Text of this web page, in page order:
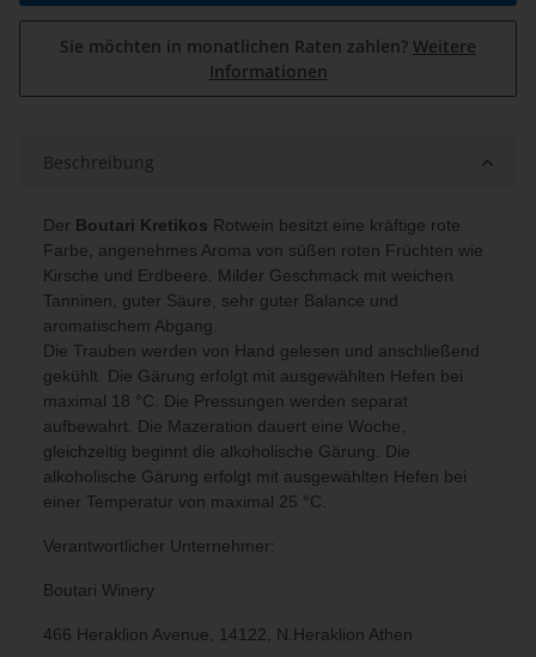
Sie möchten in monatlichen Raten zahlen? Weitere
Informationen
Beschreibung
Der Boutari Kretikos Rotwein besitzt eine kräftige rote
Farbe, angenehmes Aroma von süßen roten Früchten wie
Kirsche und Erdbeere. Milder Geschmack mit weichen
Tanninen, guter Säure, sehr guter Balance und
aromatischem Abgang.
Die Trauben werden von Hand gelesen und anschließend
gekühlt. Die Gärung erfolgt mit ausgewählten Hefen bei
maximal 18 °C. Die Pressungen werden separat
aufbewahrt. Die Mazeration dauert eine Woche,
gleichzeitig beginnt die alkoholische Gärung. Die
alkoholische Gärung erfolgt mit ausgewählten Hefen bei
einer Temperatur von maximal 25 °C.
Verantwortlicher Unternehmer:
Boutari Winery
466 Heraklion Avenue, 14122, N.Heraklion Athen